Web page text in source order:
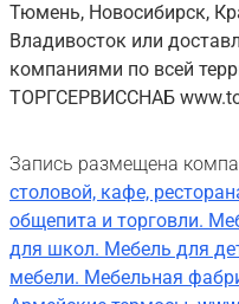
Тюмень, Новосибирск,
Владивосток или
компаниями по всей
ТОРГСЕРВИССНАБ
Запись размещена
столовой, кафе,
общепита и торговли.
для школ. Мебель для
мебели. Мебельная